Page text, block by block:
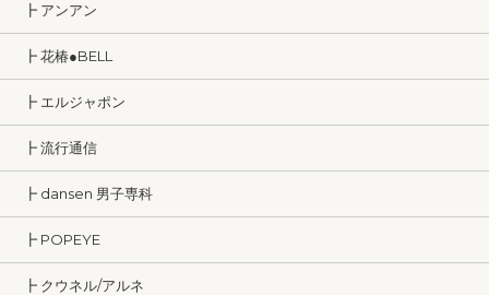
┣ アンアン
┣ 花椿●BELL
┣ エルジャポン
┣ 流行通信
┣ dansen 男子専科
┣ POPEYE
┣ クウネル/アルネ